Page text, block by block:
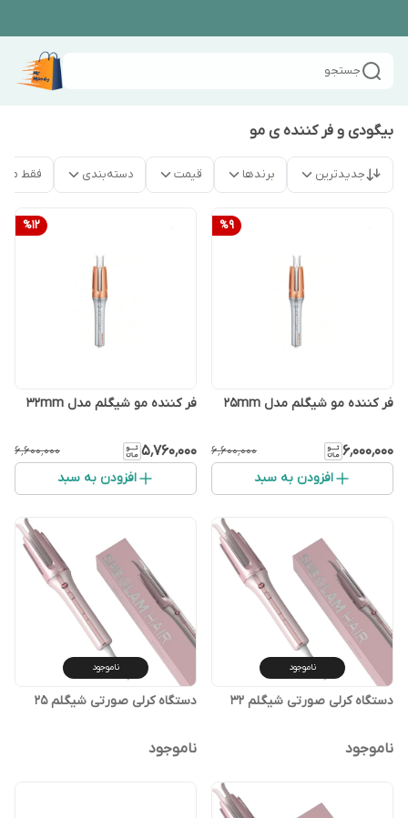
جستجو
بیگودی و فر کننده ی مو
جدیدترین برندها قیمت دسته‌بندی فقط
%9
فر کننده مو شیگلم مدل 25mm
۶٬۰۰۰٬۰۰۰ ۶٬۶۰۰٬۰۰۰
افزودن به سبد
%12
فر کننده مو شیگلم مدل 32mm
۵٬۷۶۰٬۰۰۰ ۶٬۶۰۰٬۰۰۰
افزودن به سبد
ناموجود
دستگاه کرلی صورتی شیگلم ۳۲
ناموجود
ناموجود
دستگاه کرلی صورتی شیگلم ۲۵
ناموجود